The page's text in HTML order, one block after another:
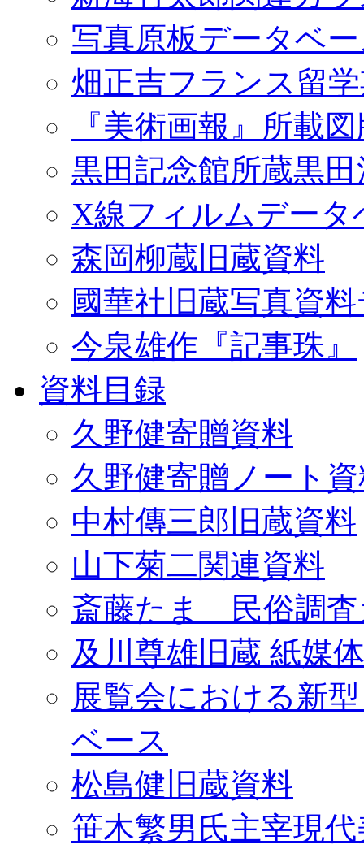
写真原板データベ
畑正吉フランス留
『美術画報』所載
黒田記念館所蔵黒
X線フィルムデータ
森岡柳蔵旧蔵資料
國華社旧蔵写真資
今泉雄作『記事珠』
資料目録
久野健寄贈資料
久野健寄贈ノート
中村傳三郎旧蔵資料
山下菊二関連資料
斎藤たま 民俗調査
及川尊雄旧蔵 紙媒
展覧会における新
ベース
松島健旧蔵資料
笹木繁男氏主宰現